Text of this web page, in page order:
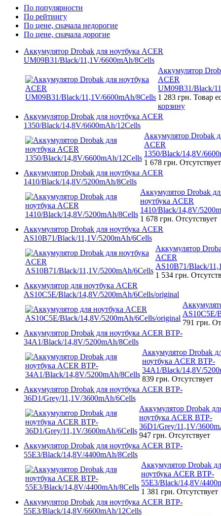
По популярности
По рейтингу
По цене, сначала недорогие
По цене, сначала дорогие
Аккумулятор Drobak для ноутбука ACER
UM09B31/Black/11,1V/6600mAh/8Cells
Аккумулятор
ACER
UM09B31/Black/
1 283 грн. Товар
корзину
Аккумулятор Drobak для ноутбука ACER
1350/Black/14,8V/6600mAh/12Cells
Аккумулятор Drobak
ACER
1350/Black/14,8V/
1 678 грн. Отсутствует
Аккумулятор Drobak для ноутбука ACER
1410/Black/14,8V/5200mAh/8Cells
Аккумулятор Drobak
ноутбука ACER
1410/Black/14,8V/
1 678 грн. Отсутствует
Аккумулятор Drobak для ноутбука ACER
AS10B71/Black/11,1V/5200mAh/6Cells
Аккумулятор
ACER
AS10B71/Black/
1 534 грн.
Аккумулятор для ноутбука ACER
AS10C5E/Black/14,8V/5200mAh/6Cells/original
AS10C5E/
791 грн.
Аккумулятор Drobak для ноутбука ACER BTP-
34A1/Black/14,8V/5200mAh/8Cells
Аккумулятор Drobak
ноутбука ACER BTP-
34A1/Black/14,8V/
839 грн. Отсутствует
Аккумулятор Drobak для ноутбука ACER BTP-
36D1/Grey/11,1V/3600mAh/6Cells
Аккумулятор Drobak
ноутбука ACER BTP-
36D1/Grey/11,1V/
947 грн. Отсутствует
Аккумулятор Drobak для ноутбука ACER BTP-
55E3/Black/14,8V/4400mAh/8Cells
Аккумулятор Drobak
ноутбука ACER BTP-
55E3/Black/14,8V/
1 381 грн. Отсутствует
Аккумулятор Drobak для ноутбука ACER BTP-
55E3/Black/14,8V/6600mAh/12Cells